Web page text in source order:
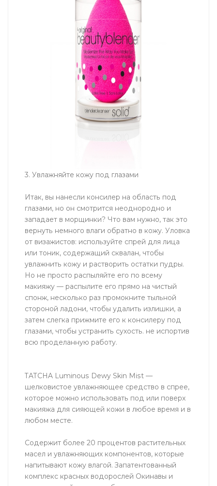
3. Увлажняйте кожу под глазами
Итак, вы нанесли консилер на область под
глазами, но он смотрится неоднородно и
западает в морщинки? Что вам нужно, так это
вернуть немного влаги обратно в кожу. Уловка
от визажистов: используйте спрей для лица
или тоник, содержащий сквалан, чтобы
увлажнить кожу и растворить остатки пудры.
Но не просто распыляйте его по всему
макияжу — распылите его прямо на чистый
спонж, несколько раз промокните тыльной
стороной ладони, чтобы удалить излишки, а
затем слегка прижмите его к консилеру под
глазами, чтобы устранить сухость. не испортив
всю проделанную работу.
TATCHA Luminous Dewy Skin Mist —
шелковистое увлажняющее средство в спрее,
которое можно использовать под или поверх
макияжа для сияющей кожи в любое время и в
любом месте.
Содержит более 20 процентов растительных
масел и увлажняющих компонентов, которые
напитывают кожу влагой. Запатентованный
комплекс красных водорослей Окинавы и